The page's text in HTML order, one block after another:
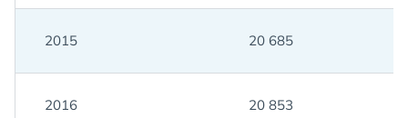
2015 20 685
2016 20 853